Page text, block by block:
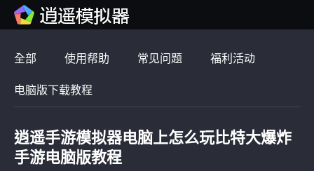
全部 使用帮助 常见问题 福利活动
电脑版下载教程
逍遥手游模拟器电脑上怎么玩比特大爆炸
手游电脑版教程